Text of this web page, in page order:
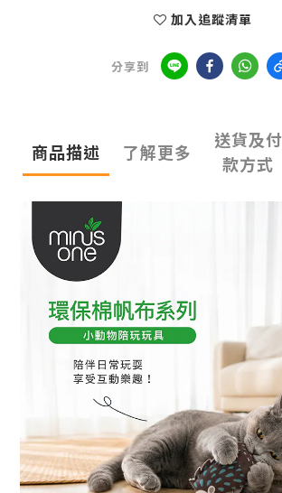
加入追蹤清單
分享到
商品描述 了解更多
送貨及付
款方式